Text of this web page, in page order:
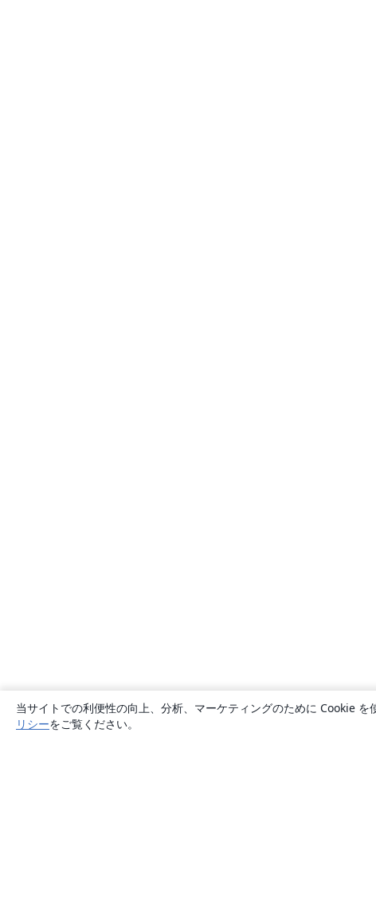
当サイトでの利便性の向上、分析、マーケティングのために Cookie
リシーをご覧ください。